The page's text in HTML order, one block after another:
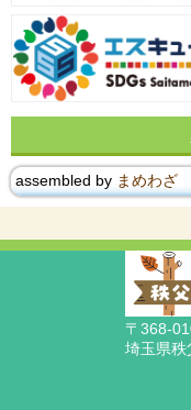
assembled by まめわざ
〒368-
埼玉県秩